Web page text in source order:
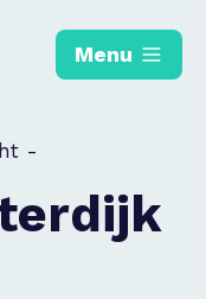
Menu
-